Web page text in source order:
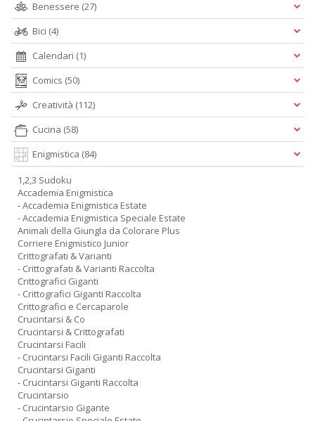
Benessere (27)
Bici (4)
Calendari (1)
Comics (50)
Creatività (112)
Cucina (58)
Enigmistica (84)
1,2,3 Sudoku
Accademia Enigmistica
- Accademia Enigmistica Estate
- Accademia Enigmistica Speciale Estate
Animali della Giungla da Colorare Plus
Corriere Enigmistico Junior
Crittografati & Varianti
- Crittografati & Varianti Raccolta
Crittografici Giganti
- Crittografici Giganti Raccolta
Crittografici e Cercaparole
Crucintarsi & Co
Crucintarsi & Crittografati
Crucintarsi Facili
- Crucintarsi Facili Giganti Raccolta
Crucintarsi Giganti
- Crucintarsi Giganti Raccolta
Crucintarsio
- Crucintarsio Gigante